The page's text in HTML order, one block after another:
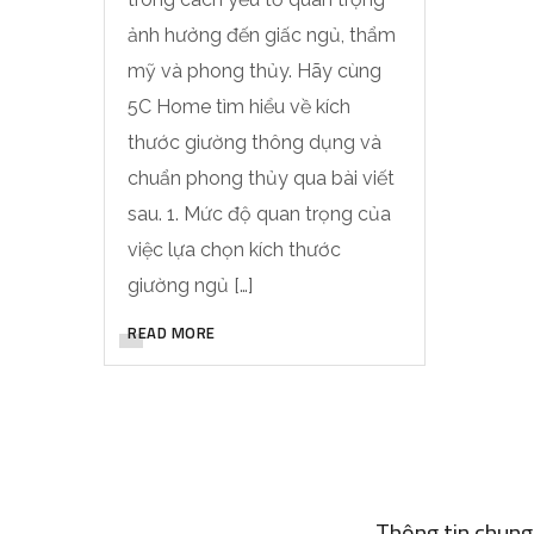
ảnh hưởng đến giấc ngủ, thẩm
mỹ và phong thủy. Hãy cùng
5C Home tìm hiểu về kích
thước giường thông dụng và
chuẩn phong thủy qua bài viết
sau. 1. Mức độ quan trọng của
việc lựa chọn kích thước
giường ngủ […]
READ MORE